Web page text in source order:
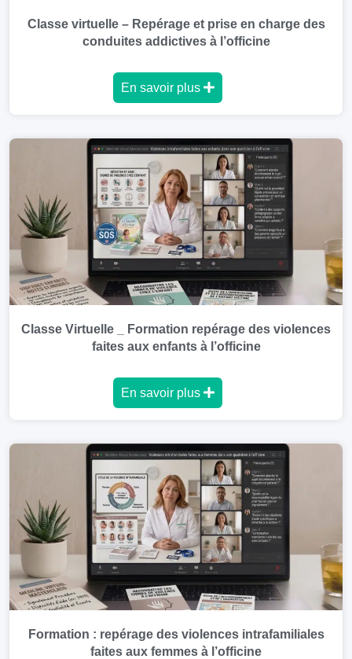
Classe virtuelle – Repérage et prise en charge des
conduites addictives à l’officine
En savoir plus
Classe Virtuelle _ Formation repérage des violences
faites aux enfants à l’officine
En savoir plus
Formation : repérage des violences intrafamiliales
faites aux femmes à l’officine